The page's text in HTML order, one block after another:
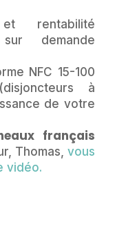
rentabilité
demande
NFC 15-100
à
de votre
français
Thomas, vous
vidéo.